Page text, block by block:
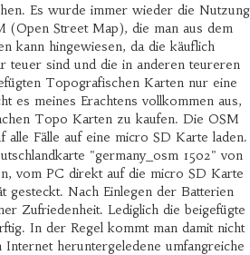
Es wurde immer wieder die Nutzung
(Open Street Map), die man aus dem
kann hingewiesen, da die käuflich
teuer sind und die in anderen teureren
Topografischen Karten nur eine
es meines Erachtens vollkommen aus,
Topo Karten zu kaufen. Die OSM
alle Fälle auf eine micro SD Karte laden.
"germany_osm 1502" von
vom PC direkt auf die micro SD Karte
gesteckt. Nach Einlegen der Batterien
Zufriedenheit. Lediglich die beigefügte
In der Regel kommt man damit nicht
heruntergeledene umfangreiche